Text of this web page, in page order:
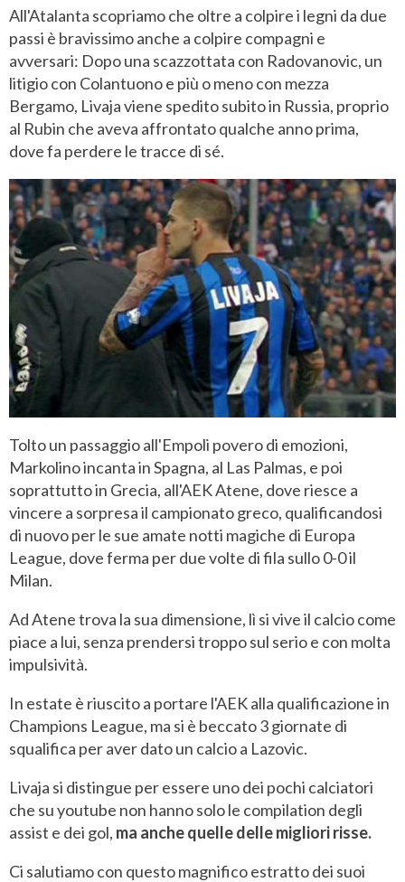
All'Atalanta scopriamo che oltre a colpire i legni da due
passi è bravissimo anche a colpire compagni e
avversari: Dopo una scazzottata con Radovanovic, un
litigio con Colantuono e più o meno con mezza
Bergamo, Livaja viene spedito subito in Russia, proprio
al Rubin che aveva affrontato qualche anno prima,
dove fa perdere le tracce di sé.
Tolto un passaggio all'Empoli povero di emozioni,
Markolino incanta in Spagna, al Las Palmas, e poi
soprattutto in Grecia, all'AEK Atene, dove riesce a
vincere a sorpresa il campionato greco, qualificandosi
di nuovo per le sue amate notti magiche di Europa
League, dove ferma per due volte di fila sullo 0-0 il
Milan.
Ad Atene trova la sua dimensione, lì si vive il calcio come
piace a lui, senza prendersi troppo sul serio e con molta
impulsività.
In estate è riuscito a portare l'AEK alla qualificazione in
Champions League, ma si è beccato 3 giornate di
squalifica per aver dato un calcio a Lazovic.
Livaja si distingue per essere uno dei pochi calciatori
che su youtube non hanno solo le compilation degli
assist e dei gol, ma anche quelle delle migliori risse.
Ci salutiamo con questo magnifico estratto dei suoi